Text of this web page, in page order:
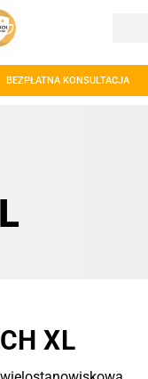
BEZPŁATNA KONSULTACJA
XL